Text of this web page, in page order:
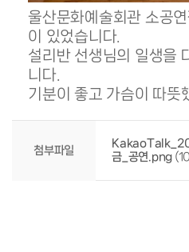
울산문화예술회관 소공
이 있었습니다.
설리반 선생님의 일생을
니다.
기분이 좋고 가슴이 따뜻
첨부파일
금_공연.png